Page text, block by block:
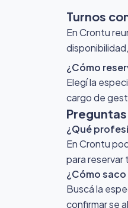
Turnos
En Crontu
¿Cómo
Elegí la
cargo de
¿Qué
En Crontu
para reservar
¿Cómo
Buscá la
confirmar se